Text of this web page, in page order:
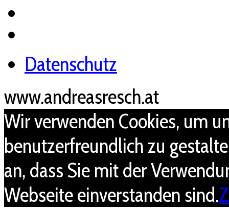
Datenschutz
www.andreasresch.at
Wir verwenden Cookies, um
benutzerfreundlich zu
an, dass Sie mit der
Webseite einverstanden sind.